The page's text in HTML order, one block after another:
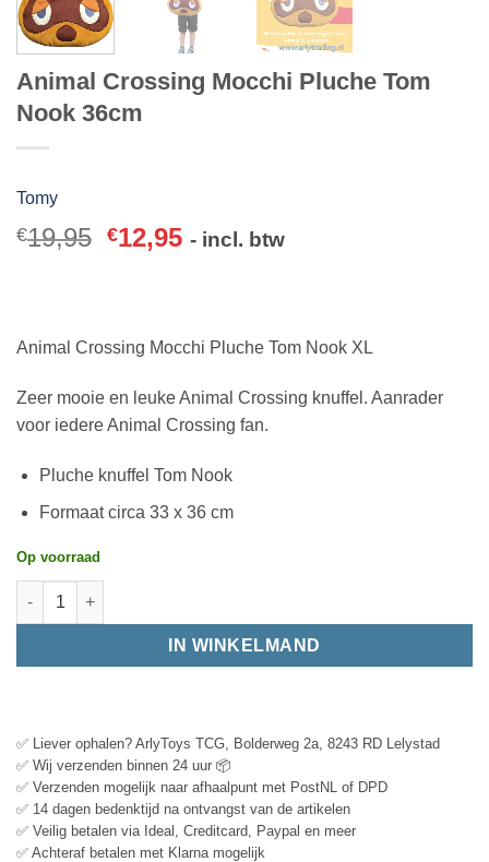
Animal Crossing Mocchi Pluche Tom
Nook 36cm
Tomy
€19,95 €12,95 - incl. btw
Animal Crossing Mocchi Pluche Tom Nook XL
Zeer mooie en leuke Animal Crossing knuffel. Aanrader
voor iedere Animal Crossing fan.
Pluche knuffel Tom Nook
Formaat circa 33 x 36 cm
Op voorraad
IN WINKELMAND
✅ Liever ophalen? ArlyToys TCG, Bolderweg 2a, 8243 RD Lelystad
✅ Wij verzenden binnen 24 uur 📦
✅ Verzenden mogelijk naar afhaalpunt met PostNL of DPD
✅ 14 dagen bedenktijd na ontvangst van de artikelen
✅ Veilig betalen via Ideal, Creditcard, Paypal en meer
✅ Achteraf betalen met Klarna mogelijk